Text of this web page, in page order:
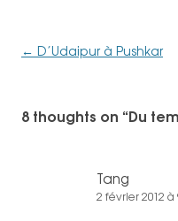
Navigation
← D’Udaipur à Pushkar
8 thoughts on “Du
Tang
2 février 2012 à